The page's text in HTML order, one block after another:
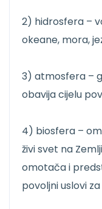
2) hidrosfera –
okeane, mora,
3) atmosfera –
obavija cijelu
4) biosfera –
živi svet na
omotača i
povoljni uslovi